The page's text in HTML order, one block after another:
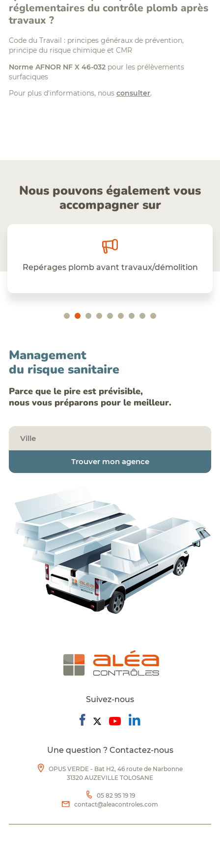
réglementaires du contrôle plomb après
travaux ?
Code du Travail : principes généraux de prévention,
principe du risque chimique et CMR
Norme AFNOR NF X 46-032 pour les prélèvements
surfaciques
Pour plus d'informations, nous consulter.
Nous pouvons également vous
accompagner sur
Repérages plomb avant travaux/démolition
Management
du risque sanitaire
Parce que le pire est prévisible,
nous vous préparons pour le meilleur.
Trouver mon agence
Suivez-nous
Une question ? Contactez-nous
OPUS VERDE - Bat H2, 46 route de Narbonne
31320 AUZEVILLE TOLOSANE
05 82 95 19 19
contact@aleacontroles.com